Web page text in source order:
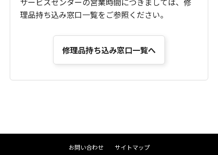
理品持ち込み窓口一覧をご参照ください。
修理品持ち込み窓口一覧へ
お問い合わせ
サイトマップ